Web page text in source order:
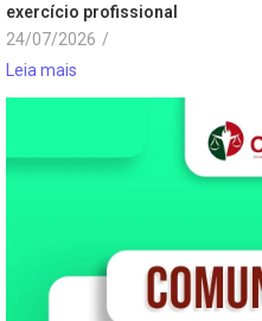
exercício profissional
24/07/2026 /
Leia mais